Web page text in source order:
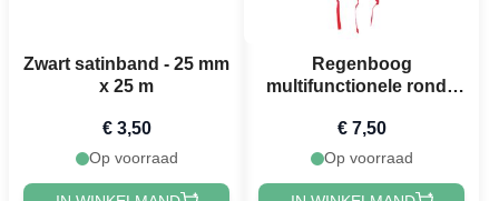
Zwart satinband - 25 mm
x 25 m
€ 3,50
Op voorraad
Regenboog
multifunctionele ronde
€ 7,50
Op voorraad